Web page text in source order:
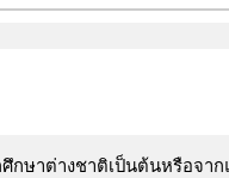
กษาต่างชาติเป็นต้นหรือจา